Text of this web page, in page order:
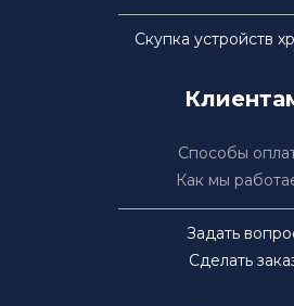
Скупка устройств
Способы
Как мы
Задать
Сделать